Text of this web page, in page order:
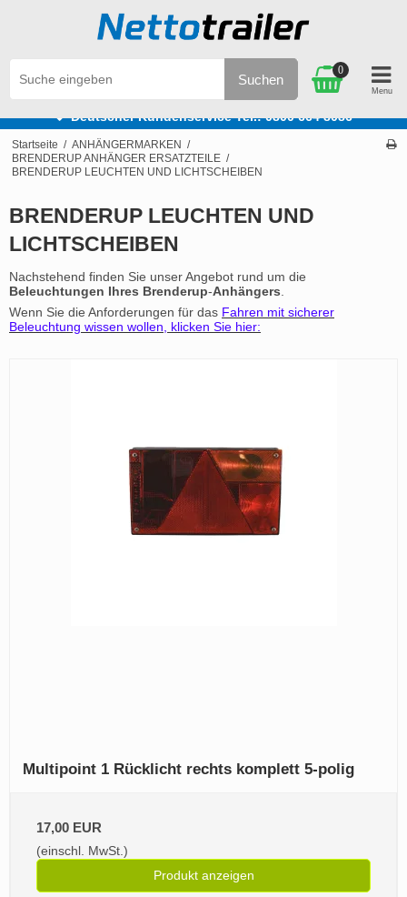
Deutscher Kundenservice Tel.: 0800 664 8086
Suchen
0
Startseite / ANHÄNGERMARKEN /
BRENDERUP ANHÄNGER ERSATZTEILE /
BRENDERUP LEUCHTEN UND LICHTSCHEIBEN
BRENDERUP LEUCHTEN UND
LICHTSCHEIBEN
Nachstehend finden Sie unser Angebot rund um die
Beleuchtungen Ihres Brenderup-Anhängers.
Wenn Sie die Anforderungen für das Fahren mit sicherer
Beleuchtung wissen wollen, klicken Sie hier:
Multipoint 1 Rücklicht rechts komplett 5-polig
17,00 EUR
(einschl. MwSt.)
Produkt anzeigen